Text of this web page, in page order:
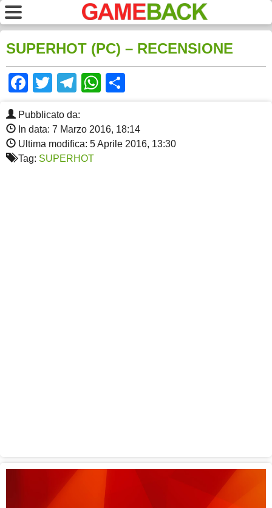
SUPERHOT (PC) – RECENSIONE
Facebook
TwitterTelegram
WhatsApp
Pubblicato da:
In data: 7 Marzo 2016, 18:14
Ultima modifica: 5 Aprile 2016, 13:30
Tag: SUPERHOT